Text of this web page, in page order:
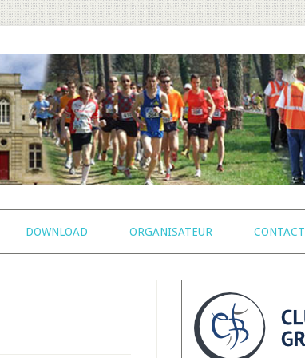
DOWNLOAD ORGANISATEUR CONTACT
Barre
latérale
principale